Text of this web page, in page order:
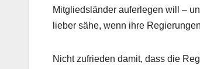
Mitgliedsländer auferlegen will –
lieber sähe, wenn ihre
Nicht zufrieden damit, dass die